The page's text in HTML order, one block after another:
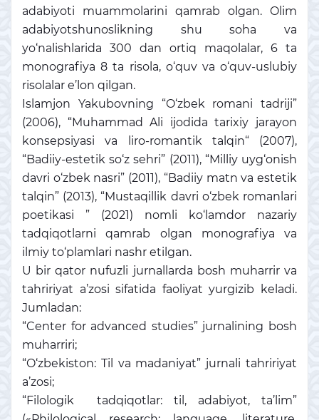
adabiyoti muammolarini qamrab olgan. Olim
adabiyotshunoslikning shu soha va
yo‘nalishlarida 300 dan ortiq maqolalar, 6 ta
monografiya 8 ta risola, o‘quv va o‘quv-uslubiy
risolalar e’lon qilgan.
Islamjon Yakubovning “O‘zbek romani tadriji”
(2006), “Muhammad Ali ijodida tarixiy jarayon
konsepsiyasi va liro-romantik talqin“ (2007),
“Badiiy-estetik so‘z sehri” (2011), “Milliy uyg‘onish
davri o‘zbek nasri” (2011), “Badiiy matn va estetik
talqin” (2013), “Mustaqillik davri o‘zbek romanlari
poetikasi ” (2021) nomli ko‘lamdor nazariy
tadqiqotlarni qamrab olgan monografiya va
ilmiy to‘plamlari nashr etilgan.
U bir qator nufuzli jurnallarda bosh muharrir va
tahririyat a’zosi sifatida faoliyat yurgizib keladi.
Jumladan:
“Center for advanced studies” jurnalining bosh
muharriri;
“O‘zbekiston: Til va madaniyat” jurnali tahririyat
a’zosi;
“Filologik tadqiqotlar: til, adabiyot, ta’lim”